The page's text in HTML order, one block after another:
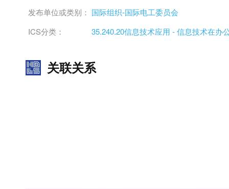
发布单位或类别： 国际组织-国际电工委员会
ICS分类：
35.240.20信息技术应用 - 信息技术在办
关联关系